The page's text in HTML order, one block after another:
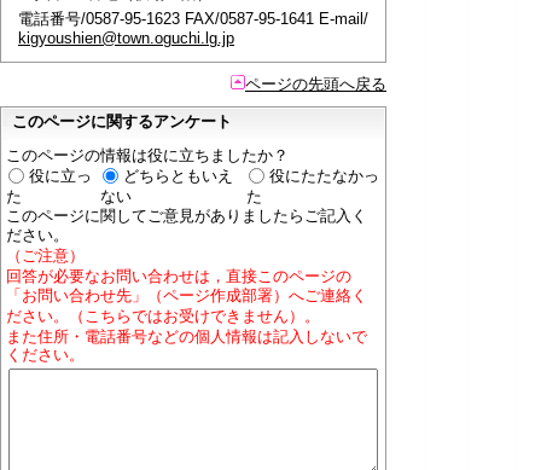
電話番号/0587-95-1623 FAX/0587-95-1641 E-mail/
kigyoushien@town.oguchi.lg.jp
ページの先頭へ戻る
このページに関するアンケート
このページの情報は役に立ちましたか？
役に立っ
た
どちらともいえ
ない
役にたたなかっ
た
このページに関してご意見がありましたらご記入く
ださい。
（ご注意）
回答が必要なお問い合わせは，直接このページの
「お問い合わせ先」（ページ作成部署）へご連絡く
ださい。（こちらではお受けできません）。
また住所・電話番号などの個人情報は記入しないで
ください。